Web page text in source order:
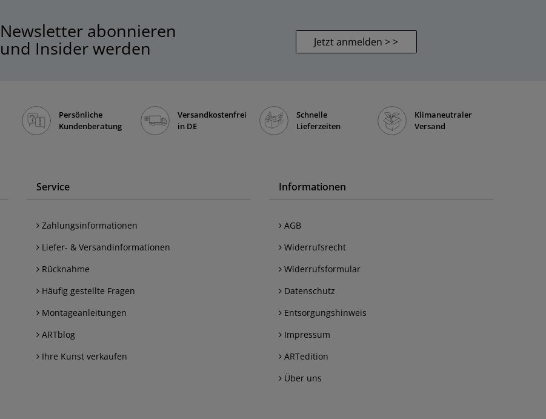
Newsletter abonnieren
und Insider werden Jetzt anmelden > >
Persönliche
Kundenberatung
Versandkostenfrei
in DE
Schnelle
Lieferzeiten
Klimaneutraler
Versand
Service
Zahlungsinformationen
Liefer- & Versandinformationen
Rücknahme
Häufig gestellte Fragen
Montageanleitungen
ARTblog
Ihre Kunst verkaufen
Informationen
AGB
Widerrufsrecht
Widerrufsformular
Datenschutz
Entsorgungshinweis
Impressum
ARTedition
Über uns